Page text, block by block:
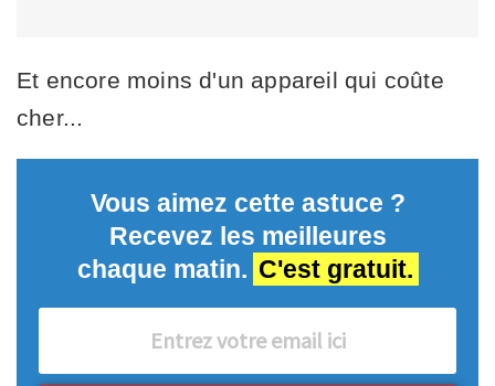
Et encore moins d'un appareil qui coûte
cher...
Vous aimez cette astuce ?
Recevez les meilleures
chaque matin. C'est gratuit.